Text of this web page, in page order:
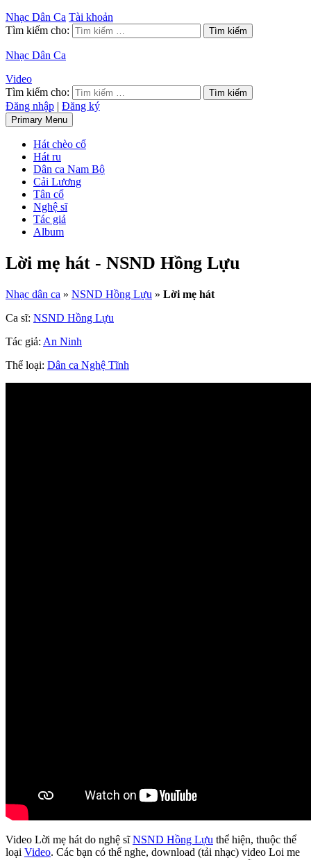
Nhạc Dân Ca Tài khoản
Tìm kiếm cho:
Nhạc Dân Ca
Video
Tìm kiếm cho:
Đăng nhập | Đăng ký
Primary Menu
Hát chèo cổ
Hát ru
Dân ca Nam Bộ
Cải Lương
Tân cổ
Nghệ sĩ
Tác giả
Album
Lời mẹ hát - NSND Hồng Lựu
Nhạc dân ca » NSND Hồng Lựu » Lời mẹ hát
Ca sĩ: NSND Hồng Lựu
Tác giả: An Ninh
Thể loại: Dân ca Nghệ Tĩnh
Video Lời mẹ hát do nghệ sĩNSND Hồng Lựu thể hiện, thuộc thể
loại Video. Các bạn có thể nghe, download (tải nhạc) video Loi me